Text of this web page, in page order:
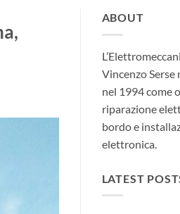
ABOUT
Vincenzo Serse
nel 1994 come
riparazione
bordo e
elettronica.
LATEST